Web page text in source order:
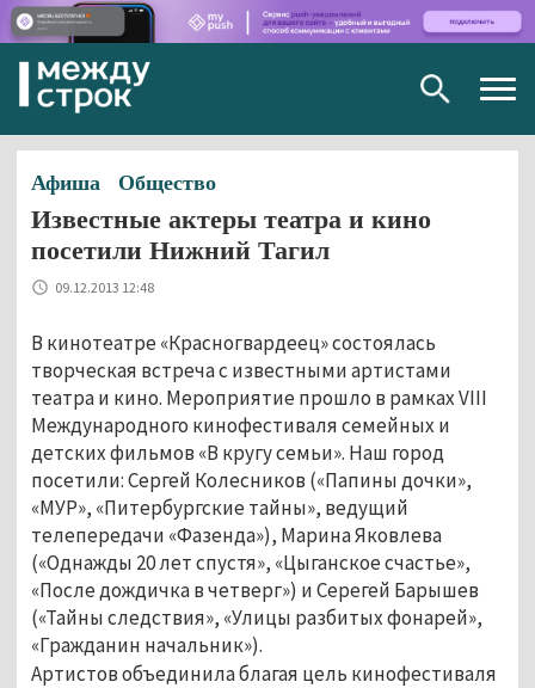
Афиша Общество
Известные актеры театра и кино
посетили Нижний Тагил
09.12.2013 12:48
В кинотеатре «Красногвардеец» состоялась
творческая встреча с известными артистами
театра и кино. Мероприятие прошло в рамках VIII
Международного кинофестиваля семейных и
детских фильмов «В кругу семьи». Наш город
посетили: Сергей Колесников («Папины дочки»,
«МУР», «Питербургские тайны», ведущий
телепередачи «Фазенда»), Марина Яковлева
(«Однажды 20 лет спустя», «Цыганское счастье»,
«После дождичка в четверг») и Серегей Барышев
(«Тайны следствия», «Улицы разбитых фонарей»,
«Гражданин начальник»).
Артистов объединила благая цель кинофестиваля